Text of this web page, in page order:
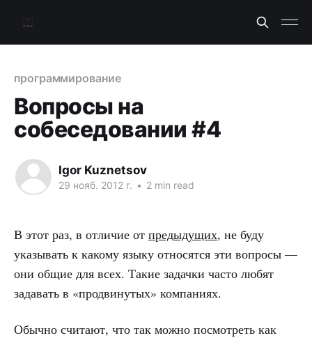
программирование
Вопросы на
собеседовании #4
Igor Kuznetsov
29 нояб. 2012 г. • 2 min read
В этот раз, в отличие от предыдущих, не буду
указывать к какому языку относятся эти вопросы —
они общие для всех. Такие задачки часто любят
задавать в «продвинутых» компаниях.
Обычно считают, что так можно посмотреть как